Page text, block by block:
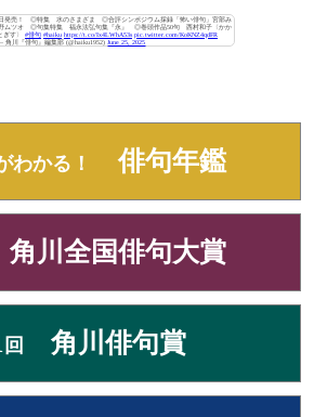
日発売！ ◎特集 水のさまざま ◎合評シンポジウム採録「怖い俳句」宮部み
野ムツオ ◎句集特集 福永法弘句集『永』 ◎巻頭作品50句 西村和子〈かか
ぎす〉 #俳句 #haiku https://t.co/Ix4LWhA53s pic.twitter.com/KoKNZ4qdFR
角川『俳句』編集部 (@haiku1952)June 25, 2025
わかる！ 俳句年鑑
川全国俳句大賞
回 角川俳句賞